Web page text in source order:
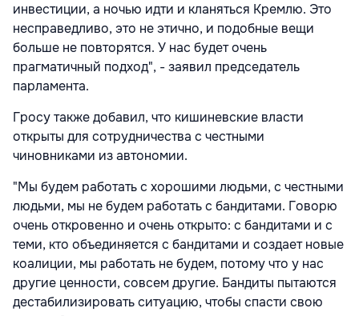
инвестиции, а ночью идти и кланяться Кремлю. Это
несправедливо, это не этично, и подобные вещи
больше не повторятся. У нас будет очень
прагматичный подход", - заявил председатель
парламента.
Гросу также добавил, что кишиневские власти
открыты для сотрудничества с честными
чиновниками из автономии.
"Мы будем работать с хорошими людьми, с честными
людьми, мы не будем работать с бандитами. Говорю
очень откровенно и очень открыто: с бандитами и с
теми, кто объединяется с бандитами и создает новые
коалиции, мы работать не будем, потому что у нас
другие ценности, совсем другие. Бандиты пытаются
дестабилизировать ситуацию, чтобы спасти свою